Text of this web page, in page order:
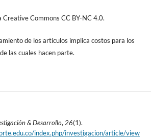
Creative Commons CC BY-NC 4.0.
de los artículos implica costos para los
las cuales hacen parte.
& Desarrollo, 26(1).
index.php/investigacion/article/view